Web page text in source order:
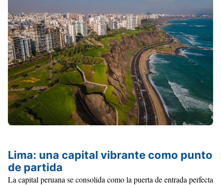
Lima: una capital vibrante como punto
de partida
La capital peruana se consolida comola puerta de entrada perfecta